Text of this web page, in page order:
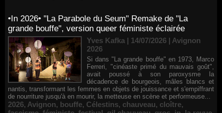
•In 2026• "La Parabole du Seum" Remake de "La
grande bouffe", version queer féministe éclairée
Yves Kafka | 14/07/2026 | Avignon
2026
Si dans "La grande bouffe" en 1973, Marco
Ferreri, "cinéaste primé du mauvais goût",
avait poussé à son paroxysme la
décadence de bourgeois, mâles blancs et
nantis, transformant les femmes en objets de jouissance et s'empiffrant
de nourriture jusqu'à en mourir, la metteuse en scène et performeuse...
2026, Avignon, bouffe, Célestins, chauveau, cloître,